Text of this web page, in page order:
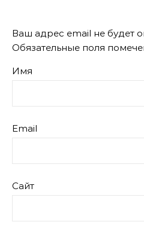
Ваш адрес email не будет
Обязательные поля
Имя
Email
Сайт